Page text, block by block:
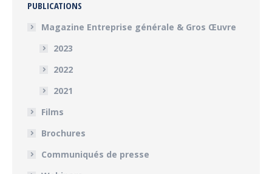
PUBLICATIONS
Magazine Entreprise générale & Gros Œuvre
2023
2022
2021
Films
Brochures
Communiqués de presse